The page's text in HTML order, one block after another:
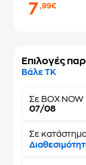
7,99€
Επιλογές
Βάλε ΤΚ
Σε BOX
07/08
Σε